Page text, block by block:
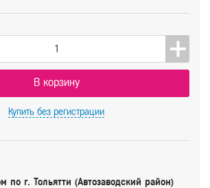
В корзину
Купить без регистрации
по г. Тольятти (Автозаводский район)